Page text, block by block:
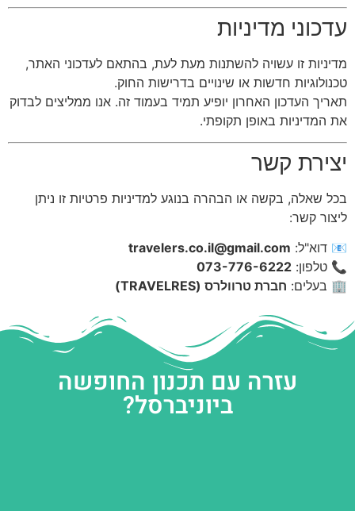
עדכוני מדיניות
מדיניות זו עשויה להשתנות מעת לעת, בהתאם לעדכוני האתר,
טכנולוגיות חדשות או שינויים בדרישות החוק.
תאריך העדכון האחרון יופיע תמיד בעמוד זה. אנו ממליצים לבדוק
את המדיניות באופן תקופתי.
יצירת קשר
בכל שאלה, בקשה או הבהרה בנוגע למדיניות פרטיות זו ניתן
ליצור קשר:
📧 דוא"ל: travelers.co.il@gmail.com
📞 טלפון: 073-776-6222
🏢 בעלים: חברת טרוולרס (TRAVELRES)
עזרה עם תכנון החופשה
ביוניברסל?